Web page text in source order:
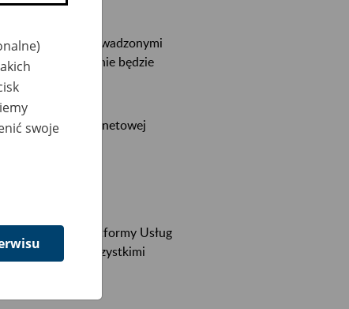
serwisowymi prowadzonymi
sierpnia 2016 r. nie będzie
bankowości internetowej
Twoje e-Konto.
na działanie Platformy Usług
możliwe wszystkimi
swoje